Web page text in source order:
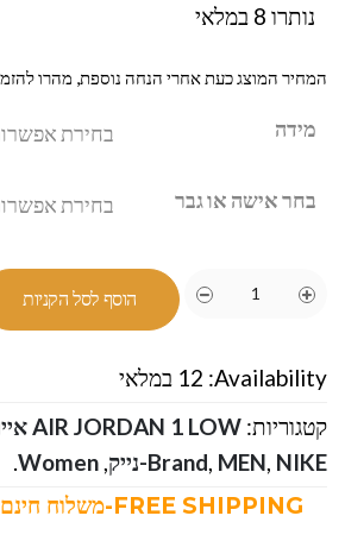
נותרו 8 במלאי
המחיר המוצג כעת אחרי הנחה נוספת, מהרו
מידה
בחר אישה או גבר
הוסף לסל הקניות
Availability: 12 במלאי
קטגוריות: AIR JORDAN 1 LOW אייר ג'ורדן 1 נמוך
Brand, MEN, NIKE-נייק ,
Women
.